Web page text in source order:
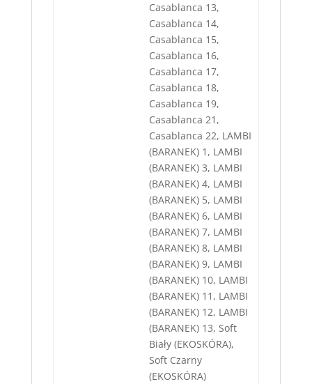
Casablanca 13,
Casablanca 14,
Casablanca 15,
Casablanca 16,
Casablanca 17,
Casablanca 18,
Casablanca 19,
Casablanca 21,
Casablanca 22, LAMBI
(BARANEK) 1, LAMBI
(BARANEK) 3, LAMBI
(BARANEK) 4, LAMBI
(BARANEK) 5, LAMBI
(BARANEK) 6, LAMBI
(BARANEK) 7, LAMBI
(BARANEK) 8, LAMBI
(BARANEK) 9, LAMBI
(BARANEK) 10, LAMBI
(BARANEK) 11, LAMBI
(BARANEK) 12, LAMBI
(BARANEK) 13, Soft
Biały (EKOSKÓRA),
Soft Czarny
(EKOSKÓRA)